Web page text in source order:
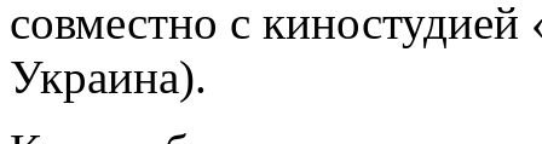
совместно с
Украина).